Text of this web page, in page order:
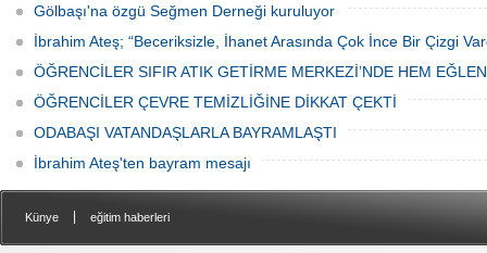
Gölbaşı'na özgü Seğmen Derneği kuruluyor
İbrahim Ateş; “Beceriksizle, İhanet Arasında Çok İnce Bir Çizgi
ÖĞRENCİLER SIFIR ATIK GETİRME MERKEZİ’NDE HEM
ÖĞRENCİLER ÇEVRE TEMİZLİĞİNE DİKKAT ÇEKTİ
ODABAŞI VATANDAŞLARLA BAYRAMLAŞTI
İbrahim Ateş'ten bayram mesajı
Künye eğitim haberleri